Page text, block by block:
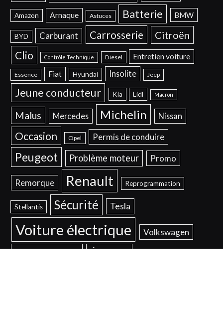
Amazon Arnaque Astuces Batterie BMW
BYD Carburant Carrosserie Citroën
Clio Contrôle Technique Diesel Entretien voiture
Essence Fiat Hyundai Insolite Jeep
Jeune conducteur Kia Lidl Macron
Malus Mercedes Michelin Nissan
Occasion Opel Permis de conduire
Peugeot Problème moteur Promo
Remorque Renault Reprogrammation
Stellantis Sécurité Tesla
Voiture électrique Volkswagen
Voyant moteur Éclairage